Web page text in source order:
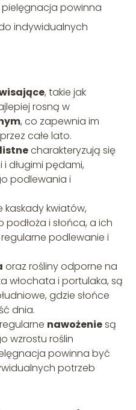
powinna
indywidualnych
, takie jak
rosną w
, co zapewnia im
całe lato.
charakteryzują się
długimi pędami,
podlewania i
kaskady kwiatów,
i słońca, a ich
podlewanie i
oraz rośliny odporne na
włochata i portulaka, są
gdzie słońce
dnia.
nawożeniesą
wzrostu roślin
powinna być
potrzeb